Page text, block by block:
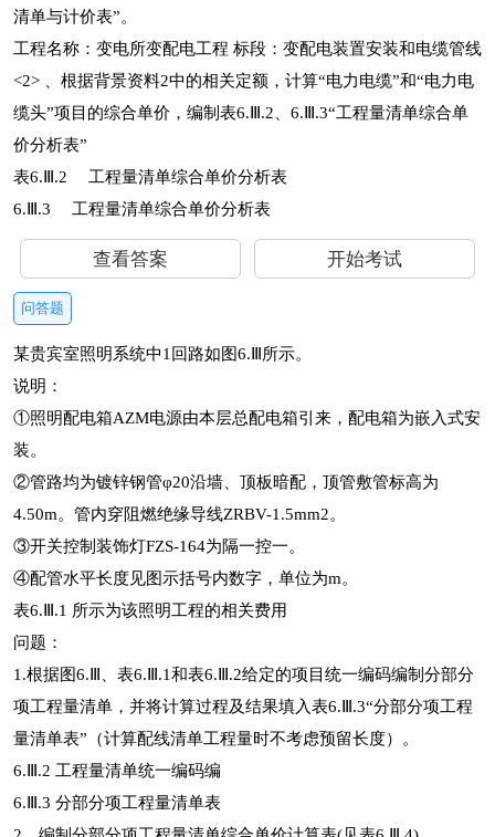
清单与计价表”。
工程名称：变电所变配电工程 标段：变配电装置安装和电缆管线
<2> 、根据背景资料2中的相关定额，计算“电力电缆”和“电力电
缆头”项目的综合单价，编制表6.Ⅲ.2、6.Ⅲ.3“工程量清单综合单
价分析表”
表6.Ⅲ.2 工程量清单综合单价分析表
6.Ⅲ.3 工程量清单综合单价分析表
查看答案 开始考试
问答题
某贵宾室照明系统中1回路如图6.Ⅲ所示。
说明：
①照明配电箱AZM电源由本层总配电箱引来，配电箱为嵌入式安
装。
②管路均为镀锌钢管φ20沿墙、顶板暗配，顶管敷管标高为
4.50m。管内穿阻燃绝缘导线ZRBV-1.5mm2。
③开关控制装饰灯FZS-164为隔一控一。
④配管水平长度见图示括号内数字，单位为m。
表6.Ⅲ.1 所示为该照明工程的相关费用
问题：
1.根据图6.Ⅲ、表6.Ⅲ.1和表6.Ⅲ.2给定的项目统一编码编制分部分
项工程量清单，并将计算过程及结果填入表6.Ⅲ.3“分部分项工程
量清单表”（计算配线清单工程量时不考虑预留长度）。
6.Ⅲ.2 工程量清单统一编码编
6.Ⅲ.3 分部分项工程量清单表